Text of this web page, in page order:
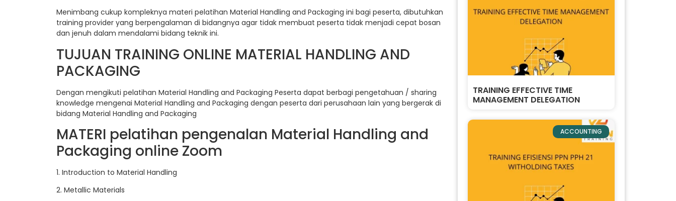
Menimbang cukup kompleknya materi pelatihan Material Handling and Packaging ini bagi peserta, dibutuhkan
training provider yang berpengalaman di bidangnya agar tidak membuat peserta tidak menjadi cepat bosan
dan jenuh dalam mendalami bidang teknik ini.
TUJUAN TRAINING ONLINE MATERIAL HANDLING AND
PACKAGING
Dengan mengikuti pelatihan Material Handling and Packaging Peserta dapat berbagi pengetahuan / sharing
knowledge mengenai Material Handling and Packaging dengan peserta dari perusahaan lain yang bergerak di
bidang Material Handling and Packaging
MATERI pelatihan pengenalan Material Handling and
Packaging online Zoom
1. Introduction to Material Handling
2. Metallic Materials
TRAINING EFFECTIVE TIME
MANAGEMENT DELEGATION
ACCOUNTING